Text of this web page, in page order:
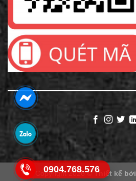
Copyright 2026 © Thiết kế bởi
0904.768.576